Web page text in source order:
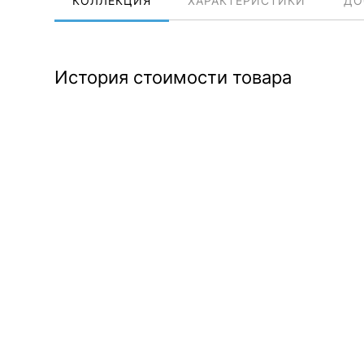
История стоимости товара